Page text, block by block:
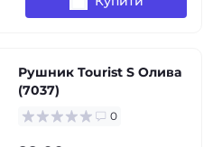
Рушник Tourist S Олива
(7037)
0